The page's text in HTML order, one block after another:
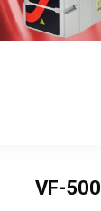
VF-500